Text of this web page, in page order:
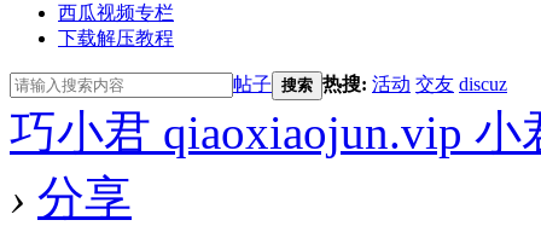
西瓜视频专栏
下载解压教程
帖子 搜索 热搜: 活动 交友 discuz
巧小君 qiaoxiaojun.vip
› 分享